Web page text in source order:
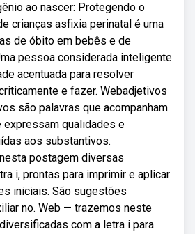
ao nascer: Protegendo o
crianças asfixia perinatal é uma
de óbito em bebês e de
pessoa considerada inteligente
acentuada para resolver
e fazer. Webadjetivos
são palavras que acompanham
expressam qualidades e
aos substantivos.
postagem diversas
i, prontas para imprimir e aplicar
iniciais. São sugestões
no. Web — trazemos neste
com a letra i para